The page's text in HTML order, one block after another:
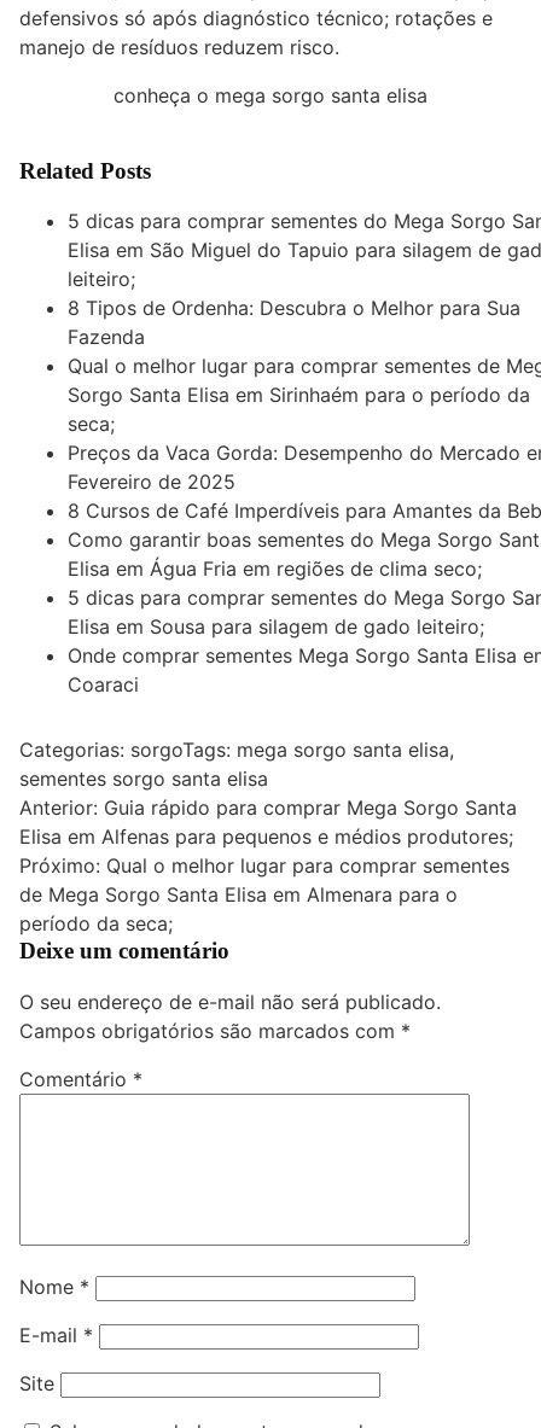
defensivos só após diagnóstico técnico; rotações e
manejo de resíduos reduzem risco.
conheça o mega sorgo santa elisa
Related Posts
5 dicas para comprar sementes do Mega Sorgo
Elisa em São Miguel do Tapuio para silagem de
leiteiro;
8 Tipos de Ordenha: Descubra o Melhor para Sua
Fazenda
Qual o melhor lugar para comprar sementes de
Sorgo Santa Elisa em Sirinhaém para o período da
seca;
Preços da Vaca Gorda: Desempenho do Mercado
Fevereiro de 2025
8 Cursos de Café Imperdíveis para Amantes da
Como garantir boas sementes do Mega Sorgo
Elisa em Água Fria em regiões de clima seco;
5 dicas para comprar sementes do Mega Sorgo
Elisa em Sousa para silagem de gado leiteiro;
Onde comprar sementes Mega Sorgo Santa Elisa
Coaraci
Categorias: sorgoTags: mega sorgo santa elisa,
sementes sorgo santa elisa
Navegação
de
Post
Anterior: Guia rápido para comprar Mega Sorgo Santa
Elisa em Alfenas para pequenos e médios produtores;
Próximo: Qual o melhor lugar para comprar sementes
de Mega Sorgo Santa Elisa em Almenara para o
período da seca;
Deixe um comentário
O seu endereço de e-mail não será publicado.
Campos obrigatórios são marcados com *
Comentário *
Nome *
E-mail *
Site